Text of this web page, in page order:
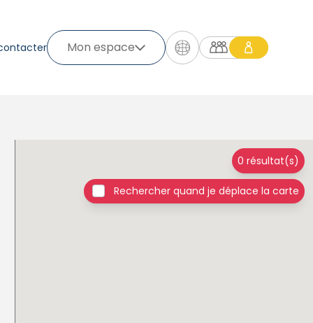
Mon espace
0 résultat(s)
Rechercher quand je déplace la carte